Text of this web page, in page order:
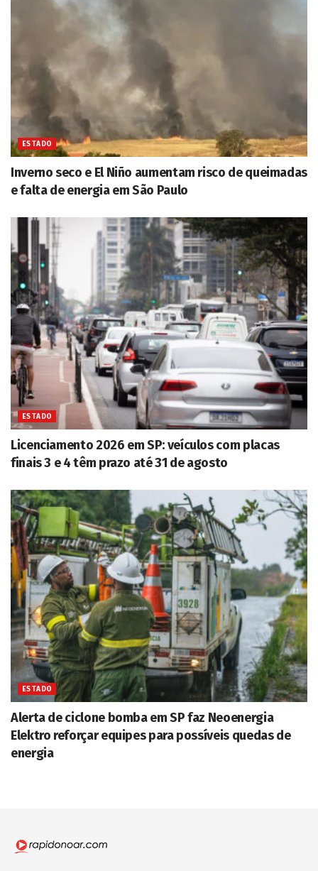
ESTADO
Inverno seco e El Niño aumentam risco de queimadas
e falta de energia em São Paulo
ESTADO
Licenciamento 2026 em SP: veículos com placas
finais 3 e 4 têm prazo até 31 de agosto
ESTADO
Alerta de ciclone bomba em SP faz Neoenergia
Elektro reforçar equipes para possíveis quedas de
energia